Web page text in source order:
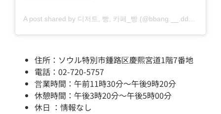
住所：ソウル特別市鍾路区慶熙宮道1階7番地
電話：02-720-5757
営業時間：午前11時30分～午後9時20分
休憩時間：午後3時20分～午後5時00分
休日 ：情報なし